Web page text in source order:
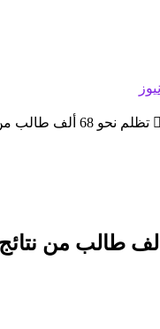
تظلم نحو 68 ألف
تظلم نحو 68 ألف طالب من